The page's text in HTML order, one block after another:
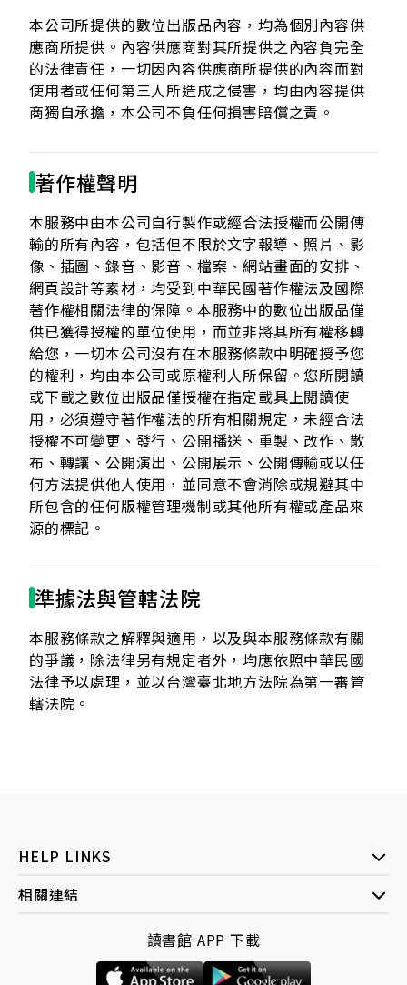
本公司所提供的數位出版品內容，均為個別內容供
應商所提供。內容供應商對其所提供之內容負完全
的法律責任，一切因內容供應商所提供的內容而對
使用者或任何第三人所造成之侵害，均由內容提供
商獨自承擔，本公司不負任何損害賠償之責。
著作權聲明
本服務中由本公司自行製作或經合法授權而公開傳
輸的所有內容，包括但不限於文字報導、照片、影
像、插圖、錄音、影音、檔案、網站畫面的安排、
網頁設計等素材，均受到中華民國著作權法及國際
著作權相關法律的保障。本服務中的數位出版品僅
供已獲得授權的單位使用，而並非將其所有權移轉
給您，一切本公司沒有在本服務條款中明確授予您
的權利，均由本公司或原權利人所保留。您所閱讀
或下載之數位出版品僅授權在指定載具上閱讀使
用，必須遵守著作權法的所有相關規定，未經合法
授權不可變更、發行、公開播送、重製、改作、散
布、轉讓、公開演出、公開展示、公開傳輸或以任
何方法提供他人使用，並同意不會消除或規避其中
所包含的任何版權管理機制或其他所有權或產品來
源的標記。
準據法與管轄法院
本服務條款之解釋與適用，以及與本服務條款有關
的爭議，除法律另有規定者外，均應依照中華民國
法律予以處理，並以台灣臺北地方法院為第一審管
轄法院。
HELP LINKS
相關連結
讀書館 APP 下載